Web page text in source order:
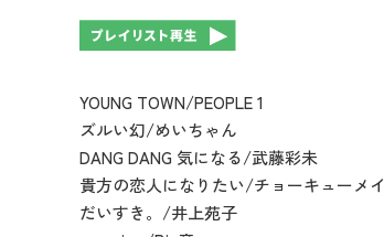
YOUNG TOWN/PEOPLE 1
ズルい幻/めいちゃん
DANG DANG 気になる/武藤彩未
貴方の恋人になりたい/チョーキューメイ
だいすき。/井上苑子